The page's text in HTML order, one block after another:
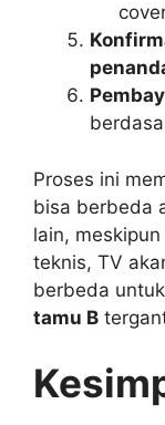
Proses ini
bisa berbeda
lain,
teknis, TV
berbeda untuk
tamu B